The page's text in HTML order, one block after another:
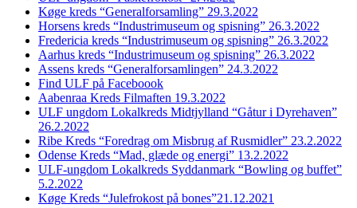
Køge kreds “Generalforsamling” 29.3.2022
Horsens kreds “Industrimuseum og spisning” 26.3.2022
Fredericia kreds “Industrimuseum og spisning” 26.3.2022
Aarhus kreds “Industrimuseum og spisning” 26.3.2022
Assens kreds “Generalforsamlingen” 24.3.2022
Find ULF på Faceboook
Aabenraa Kreds Filmaften 19.3.2022
ULF ungdom Lokalkreds Midtjylland “Gåtur i Dyrehaven”
26.2.2022
Ribe Kreds “Foredrag om Misbrug af Rusmidler” 23.2.2022
Odense Kreds “Mad, glæde og energi” 13.2.2022
ULF-ungdom Lokalkreds Syddanmark “Bowling og buffet”
5.2.2022
Køge Kreds “Julefrokost på bones”21.12.2021